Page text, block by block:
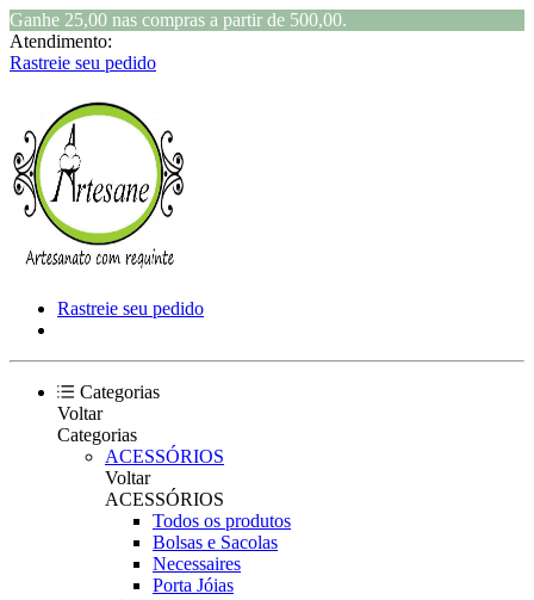
Ganhe 25,00 nas compras a partir de 500,00.
Atendimento:
Rastreie seu pedido
Rastreie seu pedido
Categorias
Voltar
Categorias
ACESSÓRIOS
Voltar
ACESSÓRIOS
Todos os produtos
Bolsas e Sacolas
Necessaires
Porta Jóias